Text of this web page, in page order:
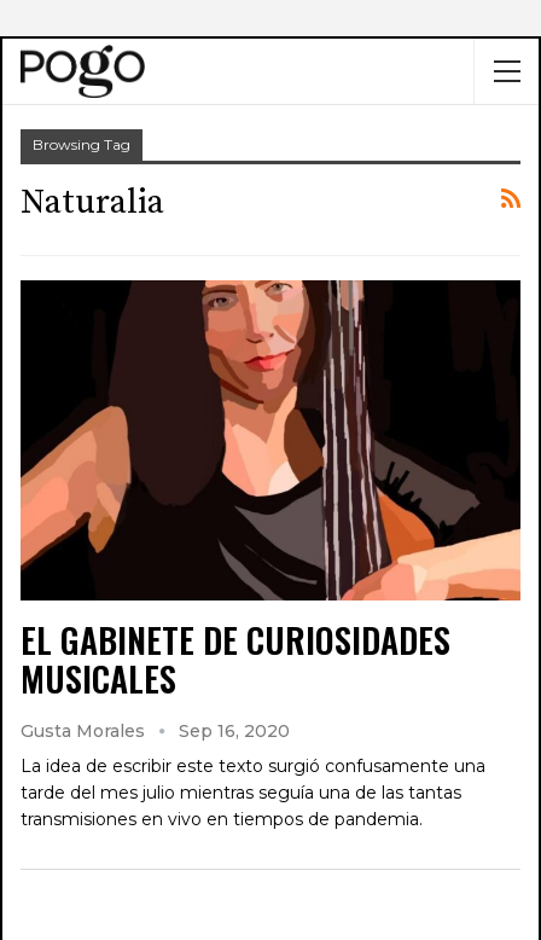
Browsing Tag
Naturalia
EL GABINETE DE CURIOSIDADES
MUSICALES
Gusta Morales
Sep 16, 2020
La idea de escribir este texto surgió confusamente una
tarde del mes julio mientras seguía una de las tantas
transmisiones en vivo en tiempos de pandemia.